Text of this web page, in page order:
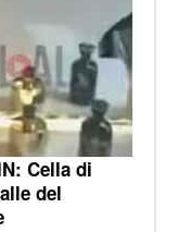
Cella di
del